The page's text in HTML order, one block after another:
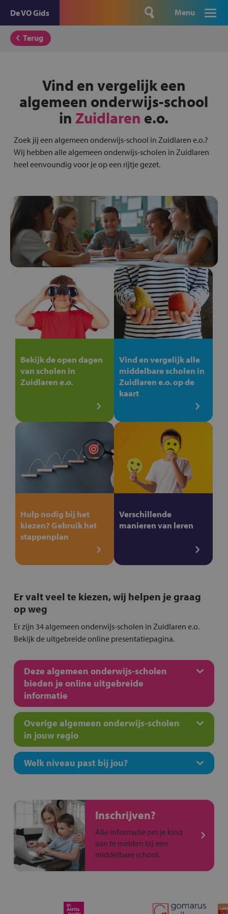
De VO Gids Menu
Terug
Vind en vergelijk een
algemeen onderwijs-school
inZuidlaren e.o.
Zoek jij een algemeen onderwijs-school in Zuidlaren e.o.?
Wij hebben alle algemeen onderwijs-scholen in Zuidlaren
heel eenvoundig voor je op een rijtje gezet.
Bekijk de open dagen
van scholen in
Zuidlaren e.o.
Vind en vergelijk alle
middelbare scholen in
Zuidlaren e.o. op de
kaart
Hulp nodig bij het
kiezen? Gebruik het
stappenplan
Verschillende
manieren van leren
Er valt veel te kiezen, wij helpen je graag
op weg
Er zijn 34 algemeen onderwijs-scholen in Zuidlaren e.o.
Bekijk de uitgebreide online presentatiepagina.
Deze algemeen onderwijs-scholen
bieden je online uitgebreide
informatie
Overige algemeen onderwijs-scholen
in jouw regio
Welk niveau past bij jou?
Inschrijven?
Alle informatie om je kind
aan te melden bij een
middelbare school.